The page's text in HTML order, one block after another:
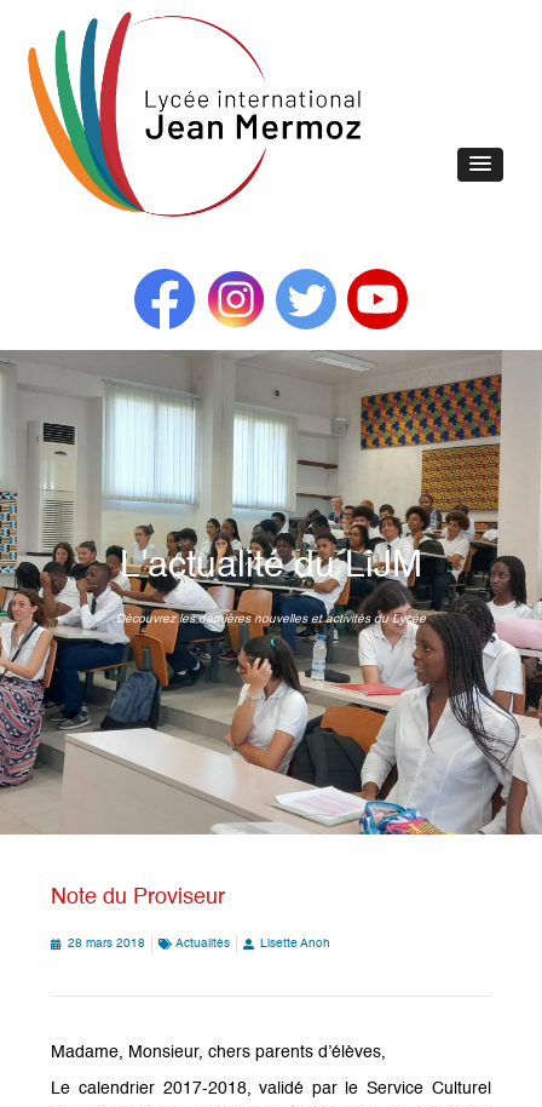
L'actualité du LiJM
Découvrez les dernières nouvelles et activités du Lycée
Note du Proviseur
28 mars 2018 Actualités Lisette Anoh
Madame, Monsieur, chers parents d’élèves,
Le calendrier 2017-2018, validé par le Service Culturel